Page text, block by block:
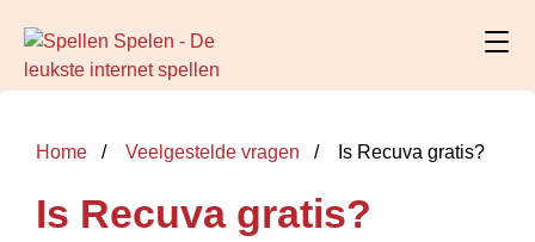
Home Veelgestelde vragen Is Recuva gratis?
Is Recuva gratis?